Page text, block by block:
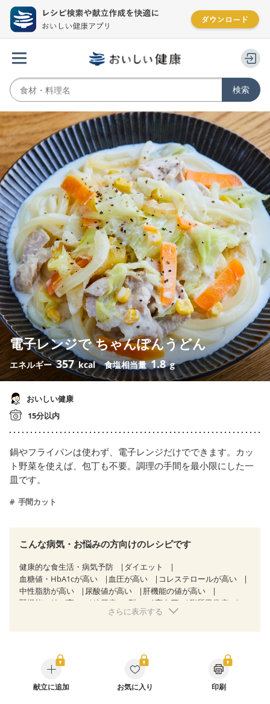
電子レンジで ちゃんぽんうどん
エネルギー357 kcal 食塩相当量1.8 g
おいしい健康
15分以内
鍋やフライパンは使わず、電子レンジだけでできます。カッ
ト野菜を使えば、包丁も不要。調理の手間を最小限にした一
皿です。
手間カット
こんな病気・お悩みの方向けのレシピです
健康的な食生活・病気予防
ダイエット
血糖値・HbA1cが高い
血圧が高い
コレステロールが高い
中性脂肪が高い
尿酸値が高い
肝機能の値が高い
腎機能の値が高い
糖尿病（2型） 高血圧
脂質異常症
狭心症 心筋梗塞
糖尿病性腎症（第１期）
糖尿病性腎症（第２期）
糖尿病性腎症（第３期）
CKD（ステージ１）
CKD（ステージ２）
CKD（ステージ３a）
さらに表示する
献立に追加 お気に入り 印刷